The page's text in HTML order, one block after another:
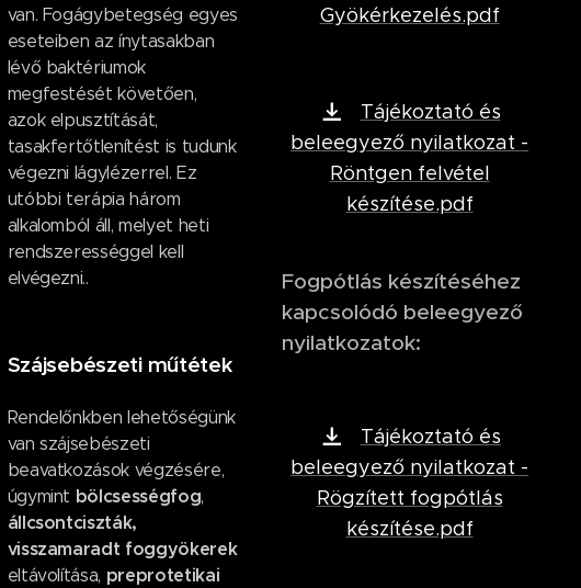
van. Fogágybetegség egyes
eseteiben az ínytasakban
lévő baktériumok
megfestését követően,
azok elpusztítását,
tasakfertőtlenítést is tudunk
végezni lágylézerrel. Ez
utóbbi terápia három
alkalomból áll, melyet heti
rendszerességgel kell
elvégezni..
Szájsebészeti műtétek
Rendelőnkben lehetőségünk
van szájsebészeti
beavatkozások végzésére,
úgymint bölcsességfog,
állcsontciszták,
visszamaradt foggyökerek
eltávolítása, preprotetikai
Gyökérkezelés.pdf
Tájékoztató és
beleegyező nyilatkozat -
Röntgen felvétel
készítése.pdf
Fogpótlás készítéséhez
kapcsolódó beleegyező
nyilatkozatok:
Tájékoztató és
beleegyező nyilatkozat -
Rögzített fogpótlás
készítése.pdf